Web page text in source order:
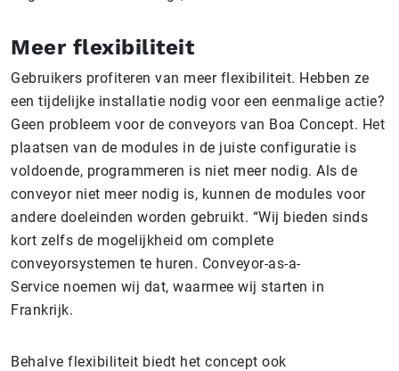
Meer flexibiliteit
Gebruikers profiteren van meer flexibiliteit. Hebben ze
een tijdelijke installatie nodig voor een eenmalige actie?
Geen probleem voor de conveyors van Boa Concept. Het
plaatsen van de modules in de juiste configuratie is
voldoende, programmeren is niet meer nodig. Als de
conveyor niet meer nodig is, kunnen de modules voor
andere doeleinden worden gebruikt. “Wij bieden sinds
kort zelfs de mogelijkheid om complete
conveyorsystemen te huren. Conveyor-as-a-
Service noemen wij dat, waarmee wij starten in
Frankrijk.
Behalve flexibiliteit biedt het concept ook